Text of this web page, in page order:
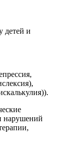
детей и
нарушений